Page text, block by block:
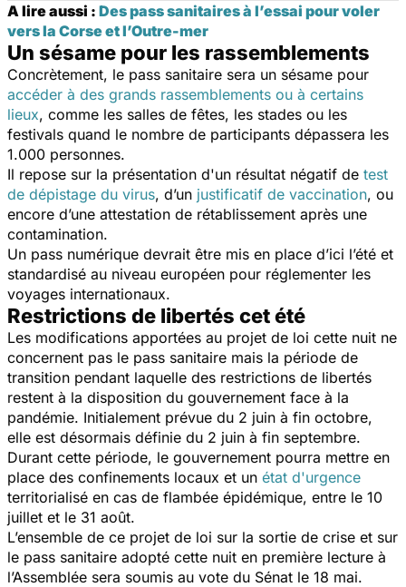
A lire aussi : Des pass sanitaires à l’essai pour voler
vers la Corse et l’Outre-mer
Un sésame pour les rassemblements
Concrètement, le pass sanitaire sera un sésame pour
accéder à des grands rassemblements ou à certains
lieux, comme les salles de fêtes, les stades ou les
festivals quand le nombre de participants dépassera les
1.000 personnes.
Il repose sur la présentation d'un résultat négatif de test
de dépistage du virus, d’un justificatif de vaccination, ou
encore d’une attestation de rétablissement après une
contamination.
Un pass numérique devrait être mis en place d’ici l’été et
standardisé au niveau européen pour réglementer les
voyages internationaux.
Restrictions de libertés cet été
Les modifications apportées au projet de loi cette nuit ne
concernent pas le pass sanitaire mais la période de
transition pendant laquelle des restrictions de libertés
restent à la disposition du gouvernement face à la
pandémie. Initialement prévue du 2 juin à fin octobre,
elle est désormais définie du 2 juin à fin septembre.
Durant cette période, le gouvernement pourra mettre en
place des confinements locaux et un état d'urgence
territorialisé en cas de flambée épidémique, entre le 10
juillet et le 31 août.
L’ensemble de ce projet de loi sur la sortie de crise et sur
le pass sanitaire adopté cette nuit en première lecture à
l’Assemblée sera soumis au vote du Sénat le 18 mai.